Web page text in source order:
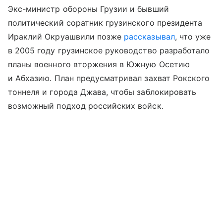
Экс-министр обороны Грузии и бывший
политический соратник грузинского президента
Ираклий Окруашвили позже рассказывал, что уже
в 2005 году грузинское руководство разработало
планы военного вторжения в Южную Осетию
и Абхазию. План предусматривал захват Рокского
тоннеля и города Джава, чтобы заблокировать
возможный подход российских войск.